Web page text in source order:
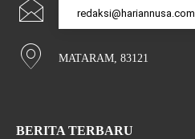
redaksi@hariannusa.com
MATARAM, 83121
BERITA TERBARU